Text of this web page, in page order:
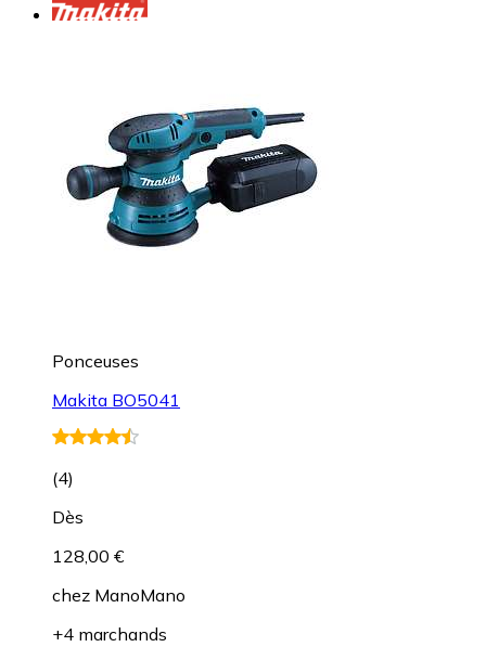
Ponceuses
Makita BO5041
(4)
Dès
128,00 €
chez ManoMano
+4 marchands